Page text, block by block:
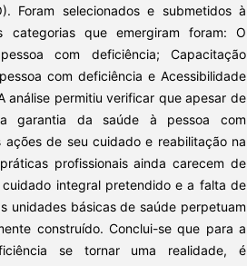
Foram selecionados e submetidos à
categorias que emergiram foram: O
com deficiência; Capacitação
com deficiência e Acessibilidade
análise permitiu verificar que apesar de
garantia da saúde à pessoa com
de seu cuidado e reabilitação na
profissionais ainda carecem de
integral pretendido e a falta de
unidades básicas de saúde perpetuam
construído. Conclui-se que para a
se tornar uma realidade, é